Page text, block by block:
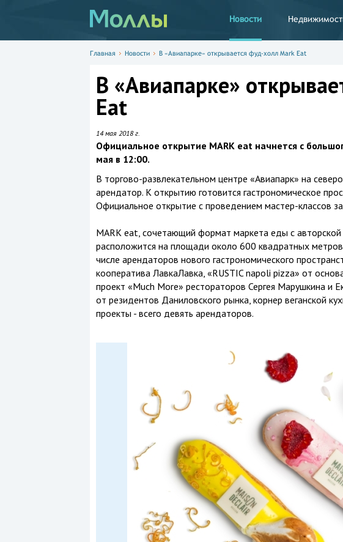
Новости
Главная Новости В «Авиапарке» открывается фуд-холл Mark Eat
В «Авиапарке»
Eat
14 мая 2018 г.
Официальное открытие MARK eat начнется с
мая в 12:00.
В торгово-развлекательном центре «Авиапарк» на
арендатор. К открытию готовится гастрономическое
Официальное открытие с проведением мастер-классов
MARK eat, сочетающий формат маркета еды с
расположится на площади около 600 квадратных
числе арендаторов нового гастрономического
кооператива ЛавкаЛавка, «RUSTIC napoli pizza» от
проект «Much More» рестораторов Сергея Марушкина и
от резидентов Даниловского рынка, корнер веганской
проекты - всего девять арендаторов.